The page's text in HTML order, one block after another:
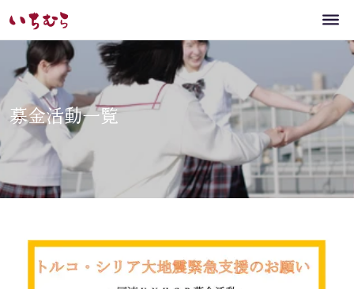
募金活動一覧